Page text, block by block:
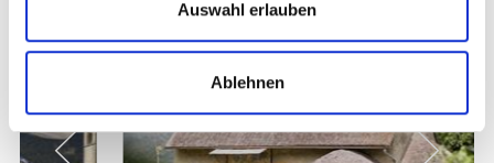
Auswahl erlauben
Ablehnen